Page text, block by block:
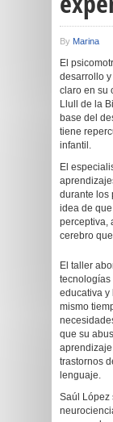
By Marina
El
desarrollo
claro en su
Llull de la
base del
tiene
infantil.
El
durante los
idea de
perceptiva,
cerebro
El taller
tecnologías
educativa y
mismo
que su
trastornos
lenguaje.
Saúl López